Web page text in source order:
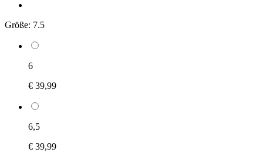
Größe: 7.5
6
€ 39,99
6,5
€ 39,99